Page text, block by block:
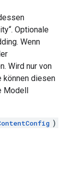
Optionale
Wenn
Wird nur von
können diesen
Modell
)